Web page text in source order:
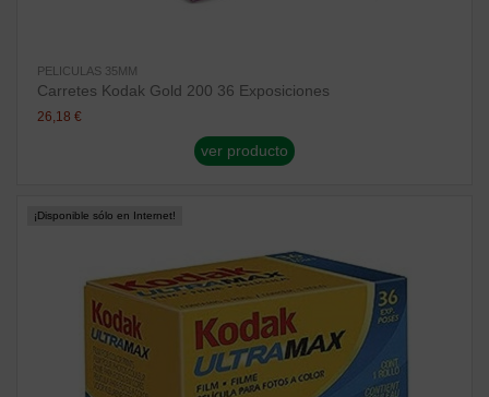
PELICULAS 35MM
Carretes Kodak Gold 200 36 Exposiciones
26,18 €
ver producto
¡Disponible sólo en Internet!